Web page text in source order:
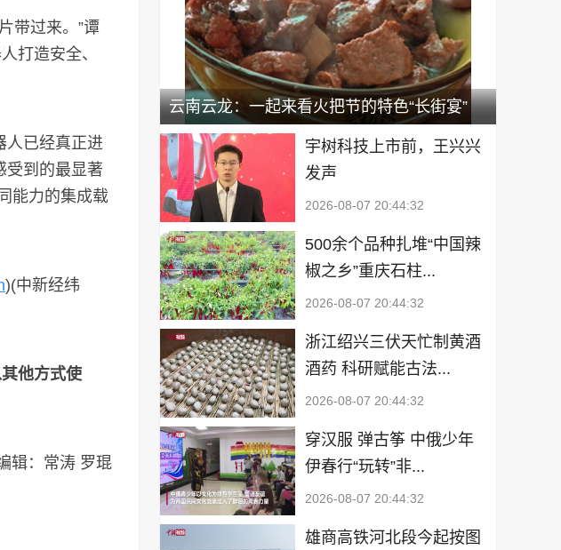
带过来。”谭
打造安全、
已经真正进
受到的最显著
能力的集成载
)(中新经纬
他方式使
辑：常涛 罗琨
云南云龙：一起来看火把节的特色“长街宴”
宇树科技上市前，王兴兴
发声
2026-08-07 20:44:32
500余个品种扎堆“中国辣
椒之乡”重庆石柱...
2026-08-07 20:44:32
浙江绍兴三伏天忙制黄酒
酒药 科研赋能古法...
2026-08-07 20:44:32
穿汉服 弹古筝 中俄少年
伊春行“玩转”非...
2026-08-07 20:44:32
雄商高铁河北段今起按图